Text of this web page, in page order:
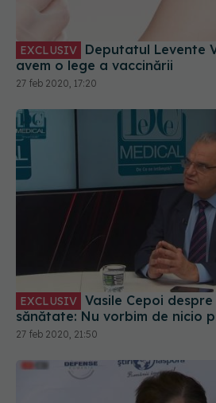
EXCLUSIV
avem o lege a vaccinării
27 feb 2020, 17:20
EXCLUSIV
sănătate: Nu vorbim de nicio
27 feb 2020, 21:50